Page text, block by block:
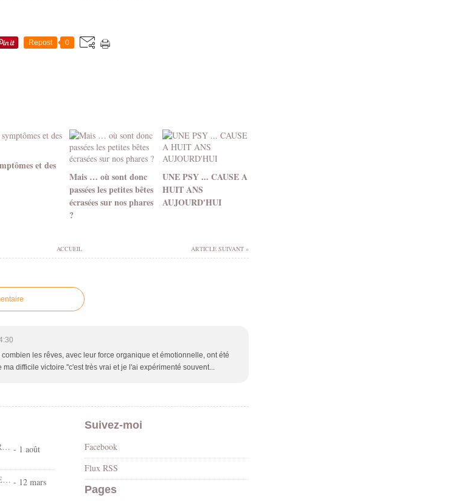
Repost 0
et des
Mais … où sont donc
passées les petites bêtes
écrasées sur nos phares
?
UNE PSY ... CAUSE A
HUIT ANS
AUJOURD'HUI
ACCUEIL ARTICLE SUIVANT »
les rêves, avec leur force organique et émotionnelle, ont été
difficile victoire.''c'est très vrai et je l'ai expérimenté souvent...
LE DÉLUGE, UN LIVRE À LIRE AU COIN DES FEUX … - 1 août
LÂCHE-MOI LES TENTACULES !!! - 12 mars
Suivez-moi
Facebook
Flux RSS
Pages